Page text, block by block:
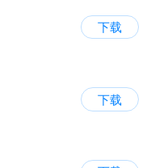
下载
下载